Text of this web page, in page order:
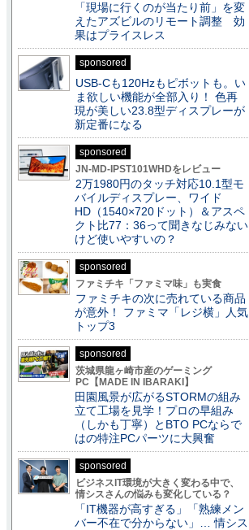
「現場に行くのが当たり前」を変
えたアズビルのリモート調整 効
果はプライスレス
sponsored
USB-Cも120Hzもピボットも。い
ま欲しい機能が全部入り！ 色再
現が美しい23.8型ディスプレーが
新定番になる
sponsored
JN-MD-IPST101WHDをレビュー
2万1980円のタッチ対応10.1型モ
バイルディスプレー、ワイド
HD（1540×720ドット）＆アスペ
クト比77：36って聞きなじみない
けど使いやすいの？
sponsored
ファミチキ「ファミマ味」も実食
ファミチキの次に売れている商品
が意外！ ファミマ「レジ横」人気
トップ3
sponsored
茨城県龍ヶ崎市産のゲーミング
PC【MADE IN IBARAKI】
田園風景が広がるSTORMの組み
立て工場を見学！プロの早組み
（しかも丁寧）とBTO PCならで
はの特注PCパーツに大興奮
sponsored
ビジネスIT環境が大きく変わる中で、
情シスさんの悩みも変化している？
「IT機器が高すぎる」「熟練メン
バー不在で分からない」… 情シス